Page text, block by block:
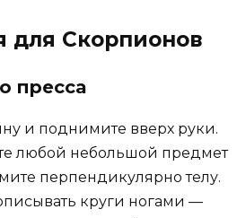
для Скорпионов
пресса
и поднимите вверх руки.
любой небольшой предмет
перпендикулярно телу.
круги ногами —